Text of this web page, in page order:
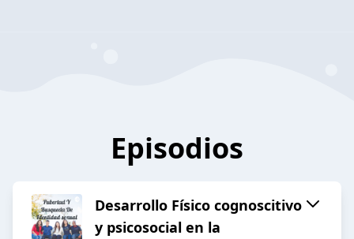
Episodios
Desarrollo Físico cognoscitivo
y psicosocial en la